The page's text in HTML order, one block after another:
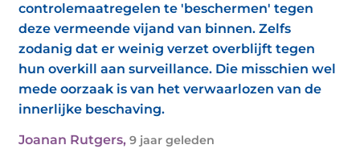
controlemaatregelen te 'beschermen' tegen
deze vermeende vijand van binnen. Zelfs
zodanig dat er weinig verzet overblijft tegen
hun overkill aan surveillance. Die misschien wel
mede oorzaak is van het verwaarlozen van de
innerlijke beschaving.
Joanan Rutgers, 9 jaar geleden